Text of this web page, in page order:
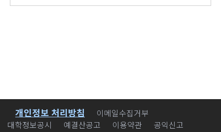
바로가기
개인정보 처리방침
이메일수집거부
대학정보공시
예결산공고 이용약관 공익신고